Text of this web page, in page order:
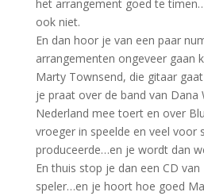
het arrangement goed te
ook niet.
En dan hoor je van een paar
arrangementen ongeveer gaan
Marty Townsend, die gitaar
je praat over de band van Dana
Nederland mee toert en over
vroeger in speelde en veel voor
produceerde…en je wordt dan
En thuis stop je dan een CD
speler…en je hoort hoe goed